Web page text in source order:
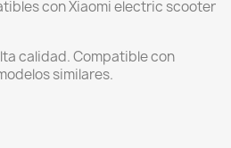
con Xiaomi electric scooter
calidad. Compatible con
similares.